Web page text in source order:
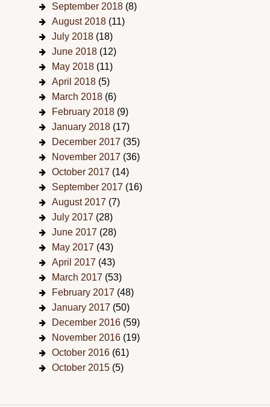
September 2018 (8)
August 2018 (11)
July 2018 (18)
June 2018 (12)
May 2018 (11)
April 2018 (5)
March 2018 (6)
February 2018 (9)
January 2018 (17)
December 2017 (35)
November 2017 (36)
October 2017 (14)
September 2017 (16)
August 2017 (7)
July 2017 (28)
June 2017 (28)
May 2017 (43)
April 2017 (43)
March 2017 (53)
February 2017 (48)
January 2017 (50)
December 2016 (59)
November 2016 (19)
October 2016 (61)
October 2015 (5)